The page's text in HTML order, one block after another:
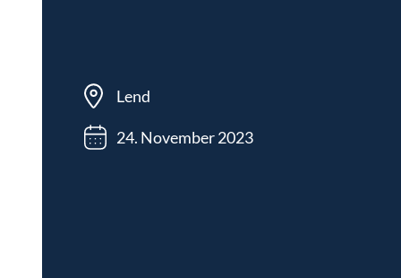
Lend
24. November 2023